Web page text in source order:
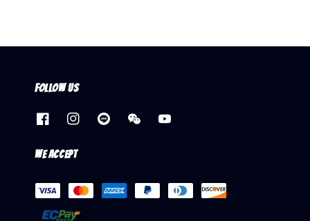
Follow us
We accept